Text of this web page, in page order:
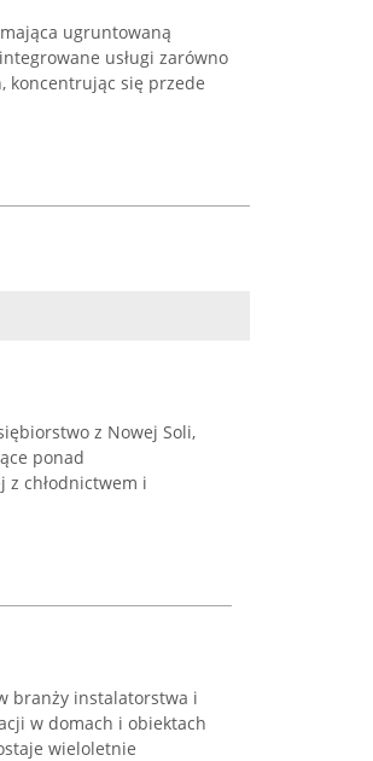
ugruntowaną
usługi zarówno
koncentrując się przede
z Nowej Soli,
ponad
chłodnictwem i
branży instalatorstwa i
w domach i obiektach
wieloletnie